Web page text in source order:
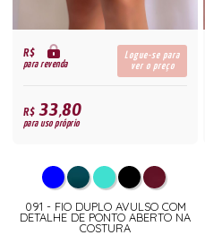
R$
para revenda
Logue-se para
ver o preço
R$33,80
para uso próprio
091 - FIO DUPLO AVULSO COM
DETALHE DE PONTO ABERTO NA
COSTURA